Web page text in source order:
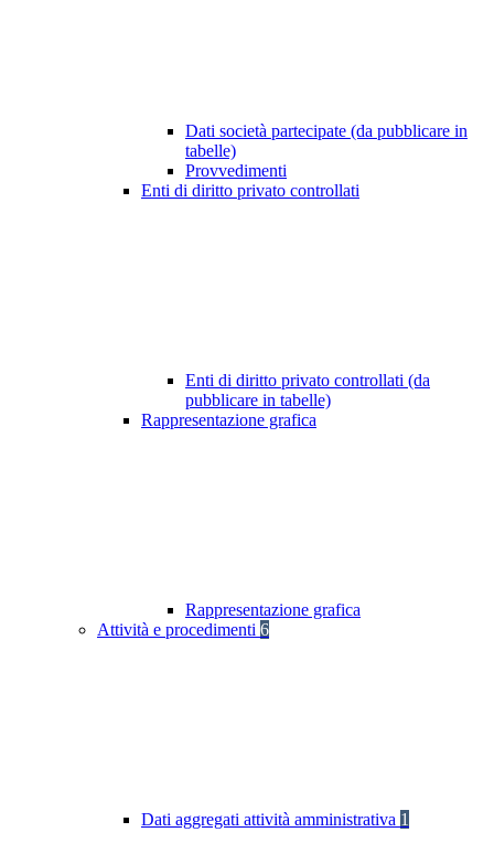
Dati società partecipate (da pubblicare in
tabelle)
Provvedimenti
Enti di diritto privato controllati
Enti di diritto privato controllati (da
pubblicare in tabelle)
Rappresentazione grafica
Rappresentazione grafica
Attività e procedimenti 6
Dati aggregati attività amministrativa 1